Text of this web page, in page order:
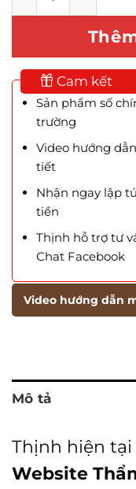
Cam kết
Sản phẩm số
trường
Video hướng
tiết
Nhận ngay lập
tiền
Thịnh hỗ trợ tư
Chat Facebook
Video hướng dẫn
Mô tả
Thịnh hiện
Website